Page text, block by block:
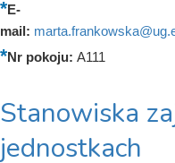
E-
mail:
Nr pokoju: A111
Stanowiska
jednostkach